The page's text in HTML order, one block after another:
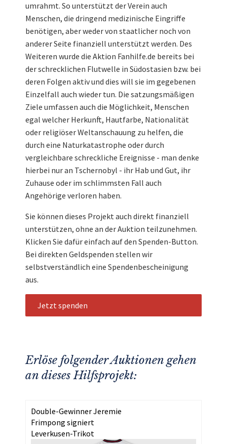
umrahmt. So unterstützt der Verein auch
Menschen, die dringend medizinische Eingriffe
benötigen, aber weder von staatlicher noch von
anderer Seite finanziell unterstützt werden. Des
Weiteren wurde die Aktion Fanhilfe.de bereits bei
der schrecklichen Flutwelle in Südostasien bzw. bei
deren Folgen aktiv und dies will sie im gegebenen
Einzelfall auch wieder tun. Die satzungsmäßigen
Ziele umfassen auch die Möglichkeit, Menschen
egal welcher Herkunft, Hautfarbe, Nationalität
oder religiöser Weltanschauung zu helfen, die
durch eine Naturkatastrophe oder durch
vergleichbare schreckliche Ereignisse - man denke
hierbei nur an Tschernobyl - ihr Hab und Gut, ihr
Zuhause oder im schlimmsten Fall auch
Angehörige verloren haben.
Sie können dieses Projekt auch direkt finanziell
unterstützen, ohne an der Auktion teilzunehmen.
Klicken Sie dafür einfach auf den Spenden-Button.
Bei direkten Geldspenden stellen wir
selbstverständlich eine Spendenbescheinigung
aus.
Jetzt spenden
Erlöse folgender Auktionen gehen
an dieses Hilfsprojekt:
Double-Gewinner Jeremie
Frimpong signiert
Leverkusen-Trikot